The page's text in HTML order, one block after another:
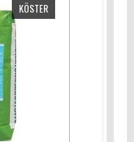
KÖSTER